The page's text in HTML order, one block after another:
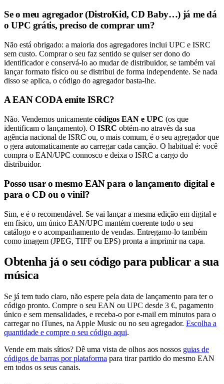
Se o meu agregador (DistroKid, CD Baby…) já me dá
o UPC grátis, preciso de comprar um?
Não está obrigado: a maioria dos agregadores inclui UPC e ISRC
sem custo. Comprar o seu faz sentido se quiser ser dono do
identificador e conservá-lo ao mudar de distribuidor, se também vai
lançar formato físico ou se distribui de forma independente. Se nada
disso se aplica, o código do agregador basta-lhe.
A EAN CODA emite ISRC?
Não. Vendemos unicamente códigos EAN e UPC (os que
identificam o lançamento). O ISRC obtém-no através da sua
agência nacional de ISRC ou, o mais comum, é o seu agregador que
o gera automaticamente ao carregar cada canção. O habitual é: você
compra o EAN/UPC connosco e deixa o ISRC a cargo do
distribuidor.
Posso usar o mesmo EAN para o lançamento digital e
para o CD ou o vinil?
Sim, e é o recomendável. Se vai lançar a mesma edição em digital e
em físico, um único EAN/UPC mantém coerente todo o seu
catálogo e o acompanhamento de vendas. Entregamo-lo também
como imagem (JPEG, TIFF ou EPS) pronta a imprimir na capa.
Obtenha já o seu código para publicar a sua
música
Se já tem tudo claro, não espere pela data de lançamento para ter o
código pronto. Compre o seu EAN ou UPC desde 3 €, pagamento
único e sem mensalidades, e receba-o por e-mail em minutos para o
carregar no iTunes, na Apple Music ou no seu agregador. Escolha a
quantidade e compre o seu código aqui.
Vende em mais sítios? Dê uma vista de olhos aos nossos guias de
códigos de barras por plataforma para tirar partido do mesmo EAN
em todos os seus canais.